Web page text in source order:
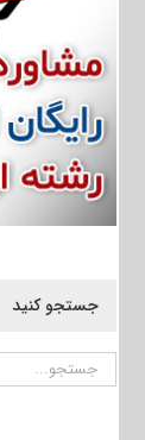
جستجو کنید
جستجو